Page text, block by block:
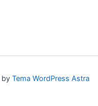
by Tema WordPress Astra